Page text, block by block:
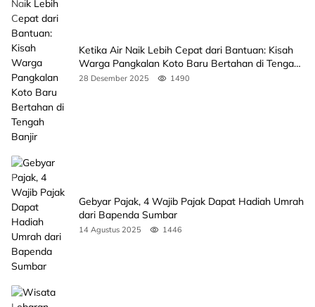
Ketika Air Naik Lebih Cepat dari Bantuan: Kisah
Warga Pangkalan Koto Baru Bertahan di Tengah
Banjir
28 Desember 2025 1490
Gebyar Pajak, 4 Wajib Pajak Dapat Hadiah Umrah
dari Bapenda Sumbar
14 Agustus 2025 1446